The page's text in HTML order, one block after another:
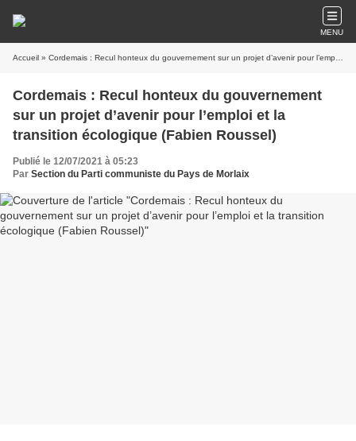
MENU
Accueil » Cordemais : Recul honteux du gouvernement sur un projet d’avenir pour l’emploi et la transition écologique (Fabien Roussel)
Cordemais : Recul honteux du gouvernement
sur un projet d’avenir pour l’emploi et la
transition écologique (Fabien Roussel)
Publié le 12/07/2021 à 05:23
Par Section du Parti communiste du Pays de Morlaix